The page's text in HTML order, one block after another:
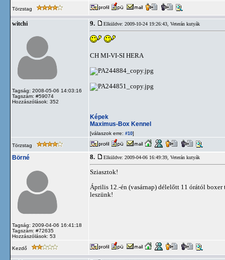
Törzstag
witchi
Tagság: 2008-05-06 14:03:16
Tagszám: #59074
Hozzászólások: 352
9. Elküldve: 2009-10-24 19:26:43, Veterán kutyák
CH MI-VI-SI HERA
Képek
Maximus-Box Kennel
[válaszok erre: #10]
Törzstag
Börné
Tagság: 2009-04-06 16:41:18
Tagszám: #72635
Hozzászólások: 53
8. Elküldve: 2009-04-06 16:49:39, Veterán kutyák
Sziasztok!
Április 12.-én (vasárnap) délelőtt 11 órától
leszünk!
Kezdő